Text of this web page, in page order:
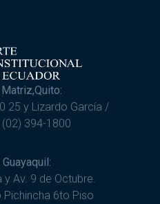
25 y Lizardo García /
(02) 394-1800
y Av. 9 de Octubre.
Pichincha 6to Piso